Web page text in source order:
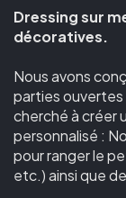
Dressing sur
décoratives.
Nous avons
parties
cherché à créer
personnalisé :
pour ranger le
etc.) ainsi que